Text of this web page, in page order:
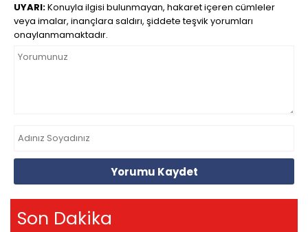
UYARI:Konuyla ilgisi bulunmayan, hakaret içeren cümleler
veya imalar, inançlara saldırı, şiddete teşvik yorumları
onaylanmamaktadır.
Yorumu Kaydet
Son Dakika